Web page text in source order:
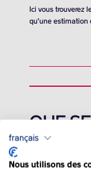
Ici vous trouverez
qu’une estimation
QUE
DANS
français
Nous utilisons des